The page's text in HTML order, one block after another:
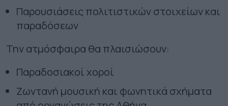
Παρουσιάσεις πολιτιστικών στοιχείων και
παραδόσεων
Την ατμόσφαιρα θα πλαισιώσουν:
Παραδοσιακοί χοροί
Ζωντανή μουσική και φωνητικά σχήματα